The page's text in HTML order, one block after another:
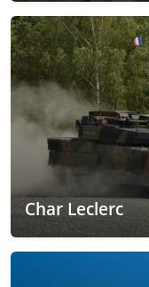
Char Leclerc